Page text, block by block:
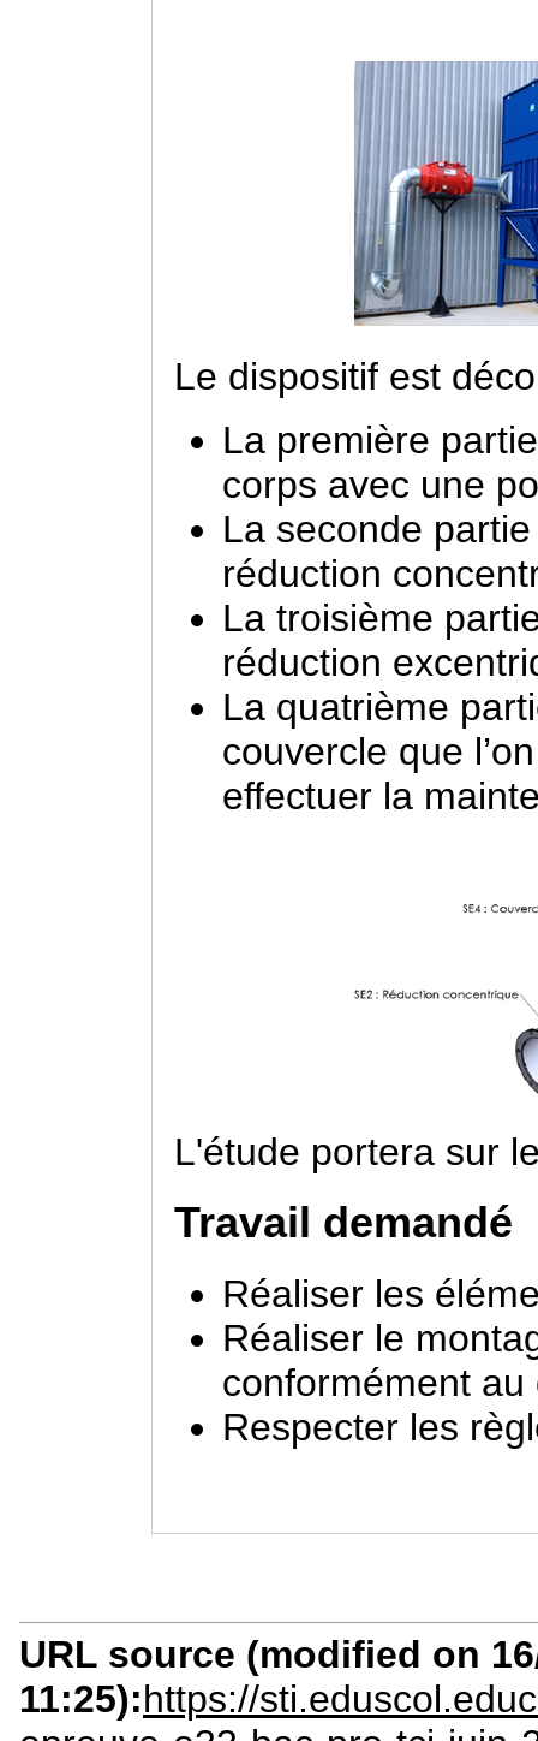
Le dispositif est
La première
corps avec une
La seconde
réduction
La troisième
réduction
La quatrième
couvercle que
effectuer la
L'étude portera sur
Travail demandé
Réaliser les
Réaliser le
conformément
Respecter les
URL source (modified on
11:25):https://